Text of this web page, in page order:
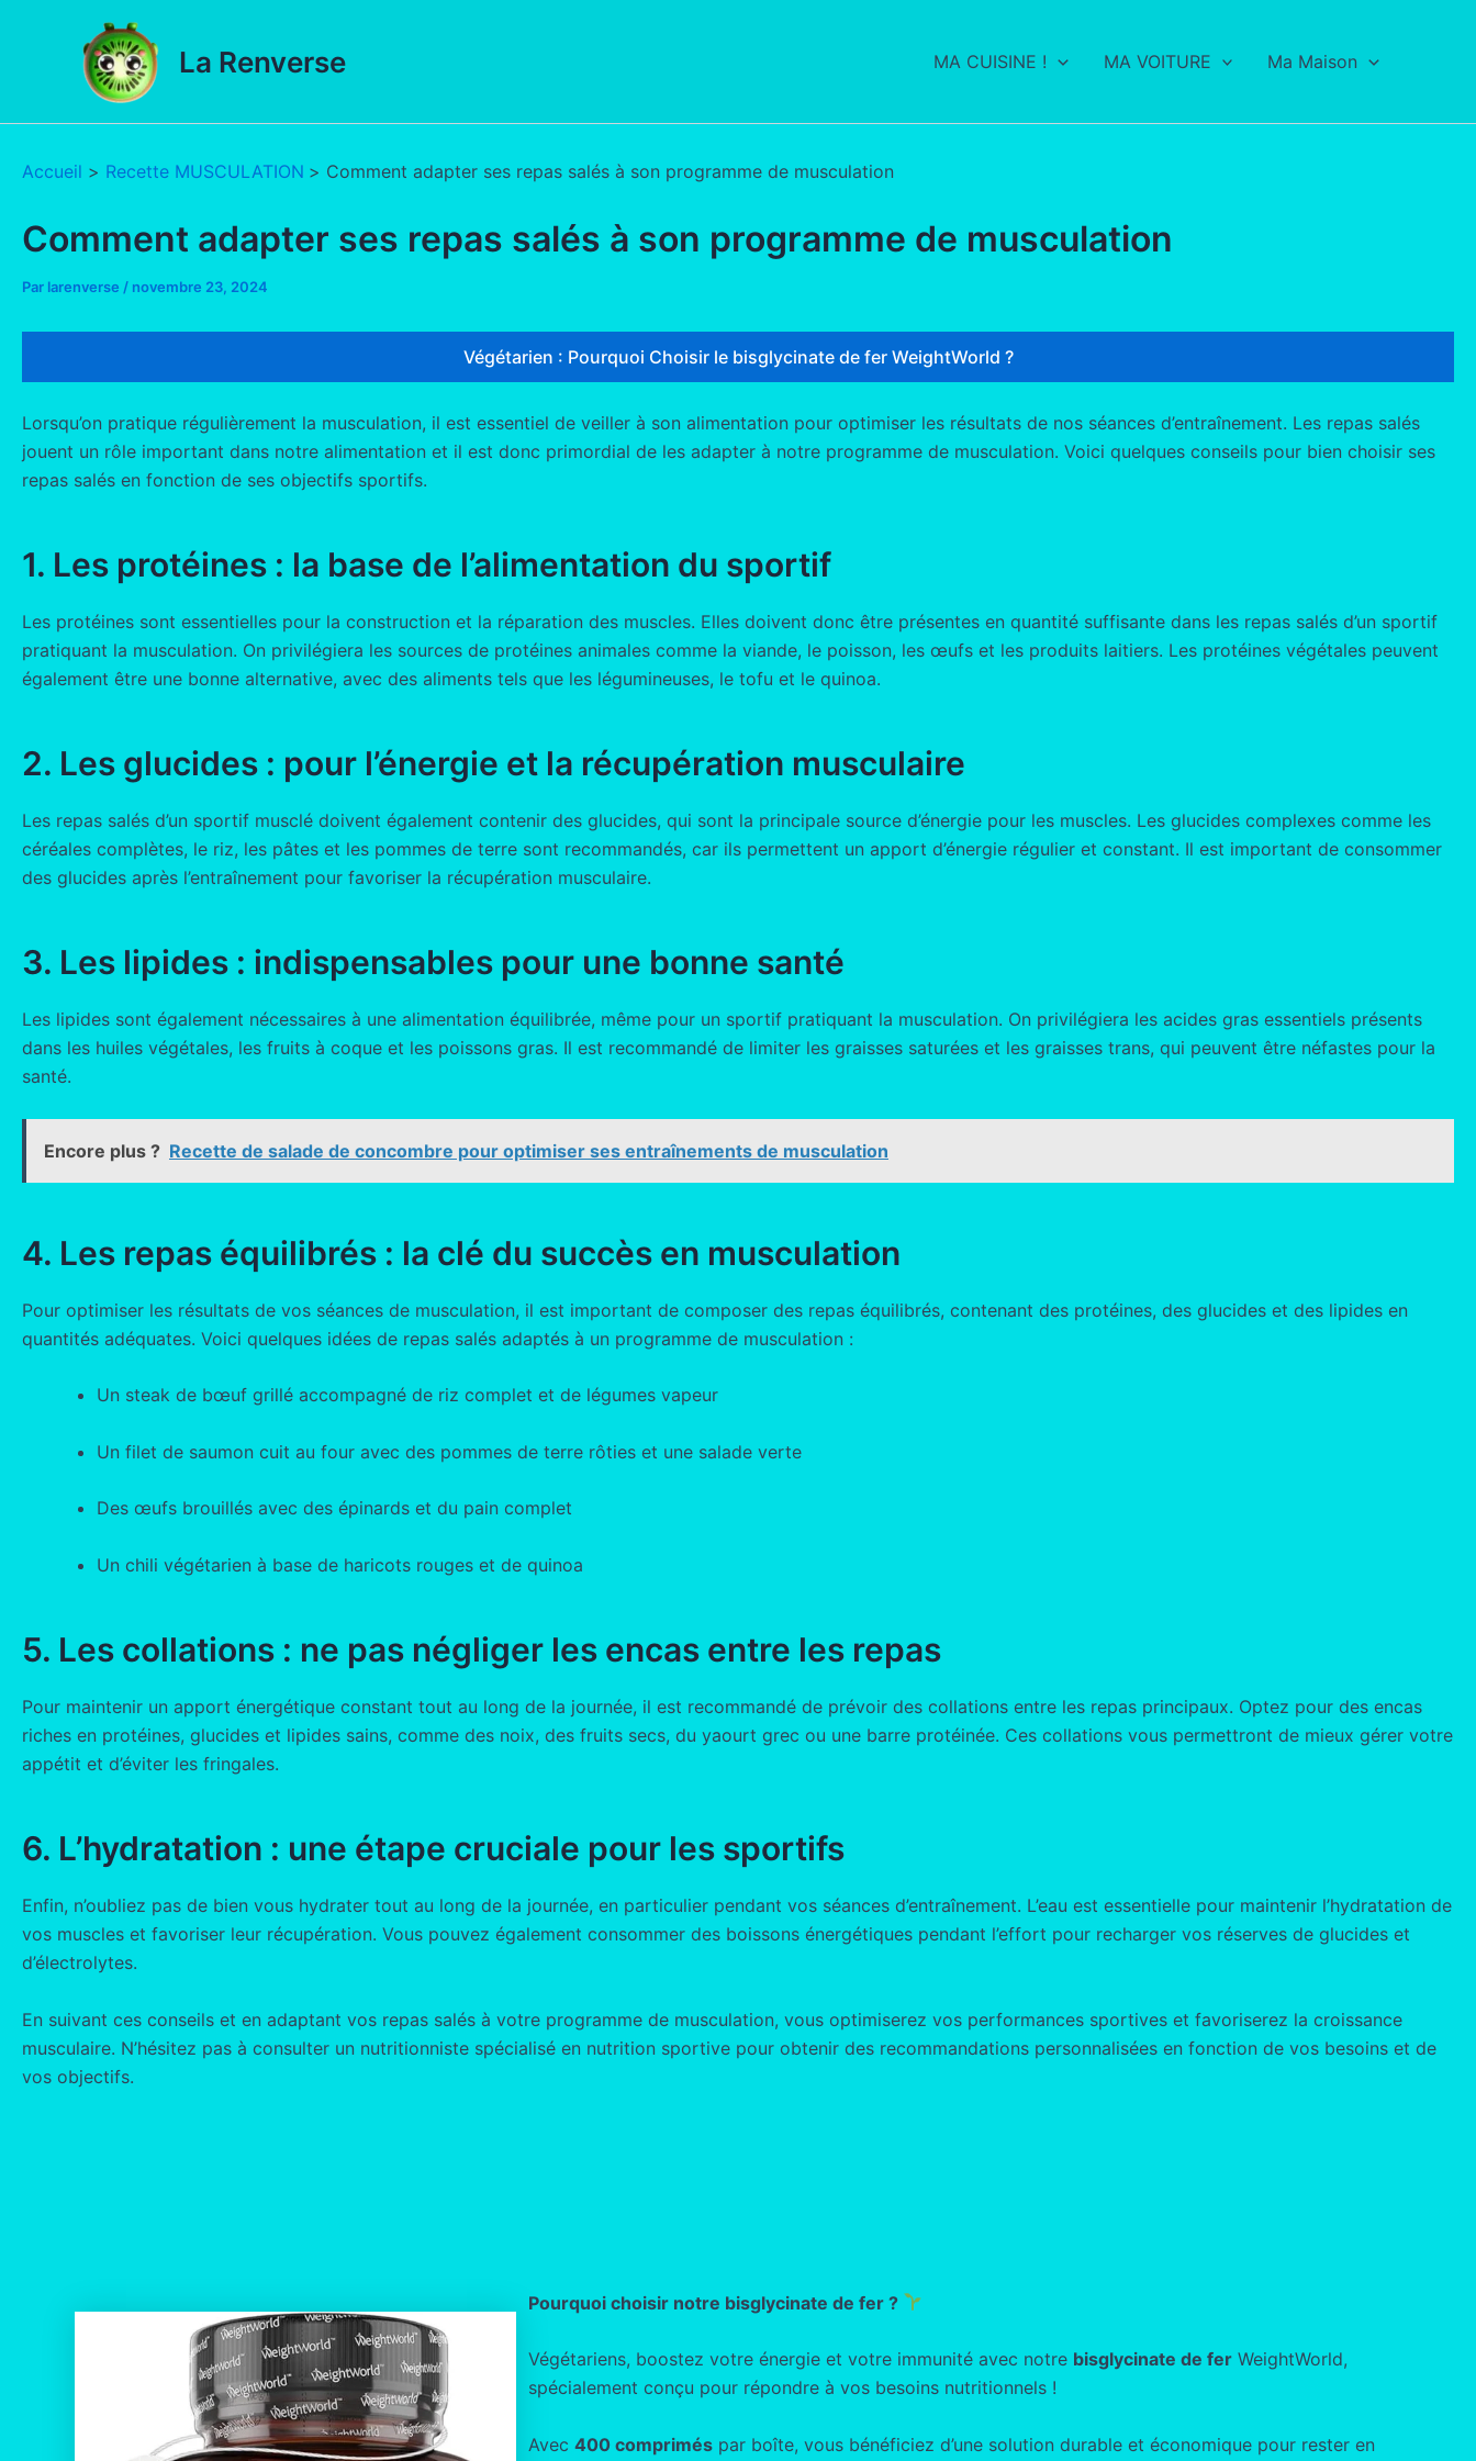
La Renverse MA CUISINE ! MA VOITURE Ma Maison
Accueil Recette MUSCULATION Comment adapter ses repas salés à son programme de musculation
Comment adapter ses repas salés à son programme de musculation
Par larenverse / novembre 23, 2024
Végétarien : Pourquoi Choisir le bisglycinate de fer WeightWorld ?
Lorsqu’on pratique régulièrement la musculation, il est essentiel de veiller à son alimentation pour optimiser les résultats de nos séances d’entraînement. Les repas salés
jouent un rôle important dans notre alimentation et il est donc primordial de les adapter à notre programme de musculation. Voici quelques conseils pour bien choisir ses
repas salés en fonction de ses objectifs sportifs.
1. Les protéines : la base de l’alimentation du sportif
Les protéines sont essentielles pour la construction et la réparation des muscles. Elles doivent donc être présentes en quantité suffisante dans les repas salés d’un sportif
pratiquant la musculation. On privilégiera les sources de protéines animales comme la viande, le poisson, les œufs et les produits laitiers. Les protéines végétales peuvent
également être une bonne alternative, avec des aliments tels que les légumineuses, le tofu et le quinoa.
2. Les glucides : pour l’énergie et la récupération musculaire
Les repas salés d’un sportif musclé doivent également contenir des glucides, qui sont la principale source d’énergie pour les muscles. Les glucides complexes comme les
céréales complètes, le riz, les pâtes et les pommes de terre sont recommandés, car ils permettent un apport d’énergie régulier et constant. Il est important de consommer
des glucides après l’entraînement pour favoriser la récupération musculaire.
3. Les lipides : indispensables pour une bonne santé
Les lipides sont également nécessaires à une alimentation équilibrée, même pour un sportif pratiquant la musculation. On privilégiera les acides gras essentiels présents
dans les huiles végétales, les fruits à coque et les poissons gras. Il est recommandé de limiter les graisses saturées et les graisses trans, qui peuvent être néfastes pour la
santé.
Encore plus ? Recette de salade de concombre pour optimiser ses entraînements de musculation
4. Les repas équilibrés : la clé du succès en musculation
Pour optimiser les résultats de vos séances de musculation, il est important de composer des repas équilibrés, contenant des protéines, des glucides et des lipides en
quantités adéquates. Voici quelques idées de repas salés adaptés à un programme de musculation :
Un steak de bœuf grillé accompagné de riz complet et de légumes vapeur
Un filet de saumon cuit au four avec des pommes de terre rôties et une salade verte
Des œufs brouillés avec des épinards et du pain complet
Un chili végétarien à base de haricots rouges et de quinoa
5. Les collations : ne pas négliger les encas entre les repas
Pour maintenir un apport énergétique constant tout au long de la journée, il est recommandé de prévoir des collations entre les repas principaux. Optez pour des encas
riches en protéines, glucides et lipides sains, comme des noix, des fruits secs, du yaourt grec ou une barre protéinée. Ces collations vous permettront de mieux gérer votre
appétit et d’éviter les fringales.
6. L’hydratation : une étape cruciale pour les sportifs
Enfin, n’oubliez pas de bien vous hydrater tout au long de la journée, en particulier pendant vos séances d’entraînement. L’eau est essentielle pour maintenir l’hydratation de
vos muscles et favoriser leur récupération. Vous pouvez également consommer des boissons énergétiques pendant l’effort pour recharger vos réserves de glucides et
d’électrolytes.
En suivant ces conseils et en adaptant vos repas salés à votre programme de musculation, vous optimiserez vos performances sportives et favoriserez la croissance
musculaire. N’hésitez pas à consulter un nutritionniste spécialisé en nutrition sportive pour obtenir des recommandations personnalisées en fonction de vos besoins et de
vos objectifs.
Pourquoi choisir notre bisglycinate de fer ?
Végétariens, boostez votre énergie et votre immunité avec notre bisglycinate de fer WeightWorld,
spécialement conçu pour répondre à vos besoins nutritionnels !
Avec400 comprimés par boîte, vous bénéficiez d’une solution durable et économique pour rester en